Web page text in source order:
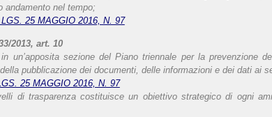
nel tempo;
25 MAGGIO 2016, N. 97
2013, art. 10
un’apposita sezione del Piano triennale per la prevenzione
pubblicazione dei documenti, delle informazioni e dei dati ai
25 MAGGIO 2016, N. 97
di trasparenza costituisce un obiettivo strategico di ogni